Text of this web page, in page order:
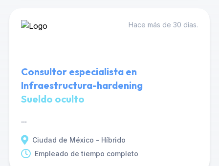
Hace más de 30 días.
Consultor especialista en
Infraestructura-hardening
Sueldo oculto
...
Ciudad de México - Híbrido
Empleado de tiempo completo